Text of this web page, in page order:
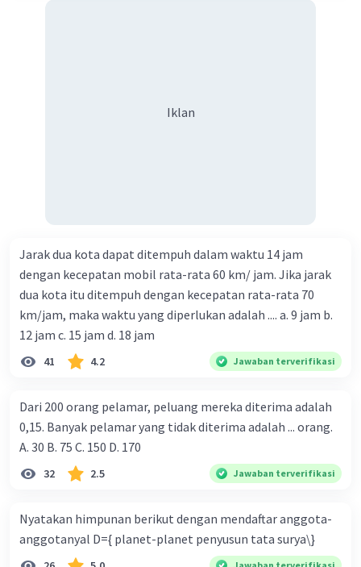
Iklan
Jarak dua kota dapat ditempuh dalam waktu 14 jam
dengan kecepatan mobil rata-rata 60 km/ jam. Jika jarak
dua kota itu ditempuh dengan kecepatan rata-rata 70
km/jam, maka waktu yang diperlukan adalah .... a. 9 jam b.
12 jam c. 15 jam d. 18 jam
41 4.2 Jawaban terverifikasi
Dari 200 orang pelamar, peluang mereka diterima adalah
0,15. Banyak pelamar yang tidak diterima adalah ... orang.
A. 30 B. 75 C. 150 D. 170
32 2.5 Jawaban terverifikasi
Nyatakan himpunan berikut dengan mendaftar anggota-
anggotanyal D={ planet-planet penyusun tata surya\}